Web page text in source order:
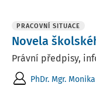
PRACOVNÍ SITUACE
Novela
Právní předpisy,
PhDr. Mgr.